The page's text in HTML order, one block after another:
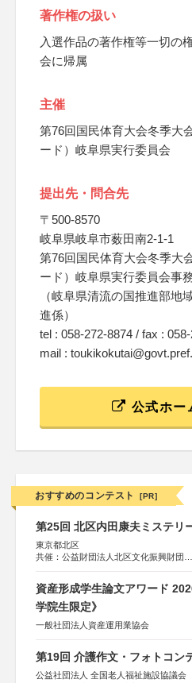
著作権の扱い
入選作品の著作権等一切の
会に帰属
主催
第76回国民体育大会冬季大
ード）岐阜県実行委員会
提出先・問合先
〒500-8570
岐阜県岐阜市薮田南2-1-1
第76回国民体育大会冬季大
ード）岐阜県実行委員会事
（岐阜県清流の国推進部地
進係）
tel : 058-272-8874 / fax :
mail :
公式ホー
おすすめのコンテスト [PR]
第25回 北区内田康夫ミステリ
東京都北区
共催：公益財団法人北区文化振興財団
協賛：株式会社実業之日本社
資産形成学生論文アワード
学院生限定》
一般社団法人資産運用業協会
第19回 介護作文・フォトコン
公益社団法人 全国老人福祉施設協議会